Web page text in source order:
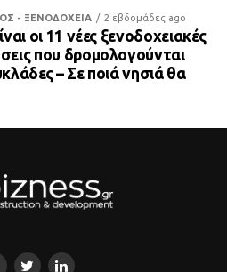
- ΞΕΝΟΔΟΧΕΙΑ 2 εβδομάδες ago
οι 11 νέες ξενοδοχειακές
που δρομολογούνται
– Σε ποιά νησιά θα